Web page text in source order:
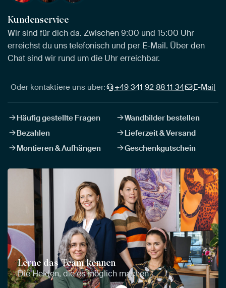
Kundenservice
Wir sind für dich da. Zwischen 9:00 und 15:00 Uhr
erreichst du uns telefonisch und per E-Mail. Über den
Chat sind wir rund um die Uhr erreichbar.
Oder kontaktiere uns über: +49 341 92 88 11 34 E-Mail
Häufig gestellte Fragen
Wandbilder bestellen
Bezahlen
Lieferzeit & Versand
Montieren & Aufhängen
Geschenkgutschein
Lerne das Team kennen
Die Helden, die es möglich machen